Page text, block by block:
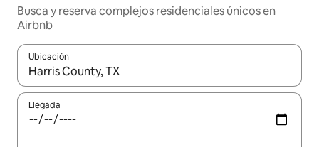
Busca y reserva complejos residenciales únicos en
Airbnb
Ubicación
Cuando los resultados estén disponibles, podrás navegar
Llegada